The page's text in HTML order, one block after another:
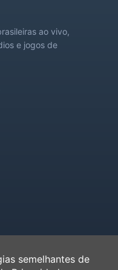
ao vivo,
e jogos de
semelhantes de